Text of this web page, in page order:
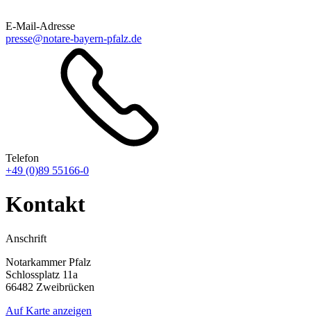
E-Mail-Adresse
presse@notare-bayern-pfalz.de
Telefon
+49 (0)89 55166-0
Kontakt
Anschrift
Notarkammer Pfalz
Schlossplatz 11a
66482 Zweibrücken
Auf Karte anzeigen